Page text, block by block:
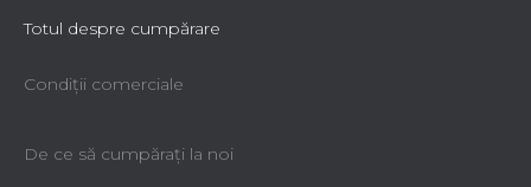
Totul despre cumpărare
Condiții comerciale
De ce să cumpăraţi la noi